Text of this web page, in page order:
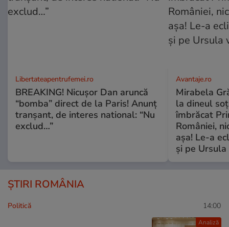
Libertateapentrufemei.ro
BREAKING! Nicușor Dan aruncă
“bomba” direct de la Paris! Anunț
tranșant, de interes national: “Nu
exclud…”
Avantaje.ro
Mirabela
la dineul
îmbrăcat
României,
așa! Le-a
și pe
ȘTIRI ROMÂNIA
Analiză
Politică 14:00